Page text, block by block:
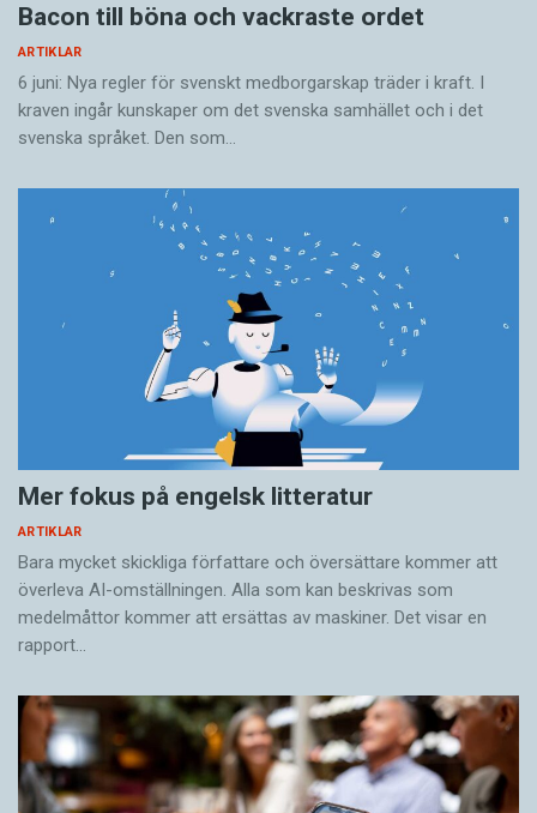
Bacon till böna och vackraste ordet
ARTIKLAR
6 juni: Nya regler för svenskt medborgarskap träder i kraft. I
kraven ingår kunskaper om det svenska samhället och i det
svenska språket. Den som…
Mer fokus på engelsk litteratur
ARTIKLAR
Bara mycket skickliga författare och översättare ­kommer att
överleva AI-omställningen. Alla som kan beskrivas som
medelmåttor kommer att ersättas av maskiner. Det visar en
rapport…